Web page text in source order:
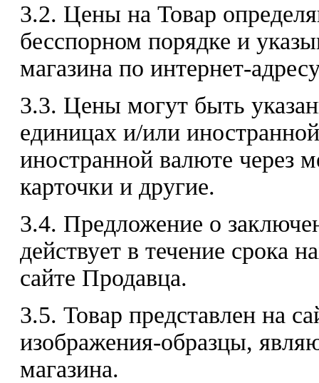
3.2. Цены на Товар
бесспорном порядке и
магазина по интернет-
3.3. Цены могут быть
единицах и/или
иностранной валюте через
карточки и другие.
3.4. Предложение о
действует в течение срока
сайте Продавца.
3.5. Товар представлен на
изображения-образцы,
магазина.